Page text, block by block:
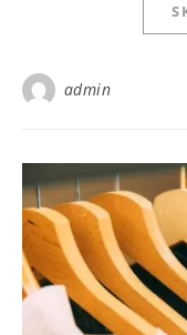
admin